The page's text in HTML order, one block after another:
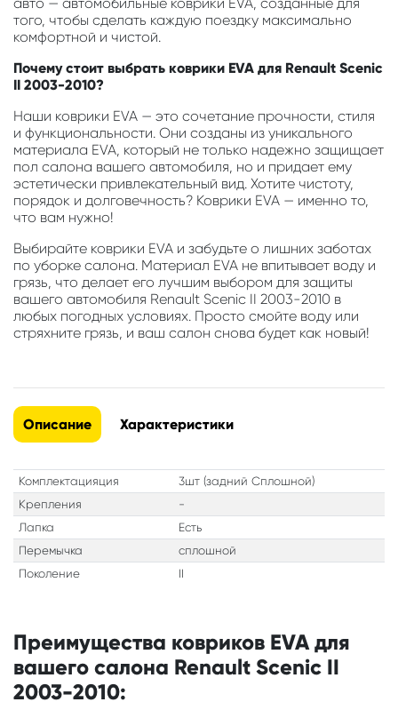
того, чтобы сделать каждую поездку максимально
комфортной и чистой.
Почему стоит выбрать коврики EVA для Renault Scenic
II 2003-2010?
Наши коврики EVA — это сочетание прочности, стиля
и функциональности. Они созданы из уникального
материала EVA, который не только надежно защищает
пол салона вашего автомобиля, но и придает ему
эстетически привлекательный вид. Хотите чистоту,
порядок и долговечность? Коврики EVA — именно то,
что вам нужно!
Выбирайте коврики EVA и забудьте о лишних заботах
по уборке салона. Материал EVA не впитывает воду и
грязь, что делает его лучшим выбором для защиты
вашего автомобиля Renault Scenic II 2003-2010 в
любых погодных условиях. Просто смойте воду или
стряхните грязь, и ваш салон снова будет как новый!
Описание Характеристики
Комплектацияция
3шт (задний Сплошной)
Крепления
-
Лапка
Есть
Перемычка
сплошной
Поколение
II
Преимущества ковриков EVA для
вашего салона Renault Scenic II
2003-2010: